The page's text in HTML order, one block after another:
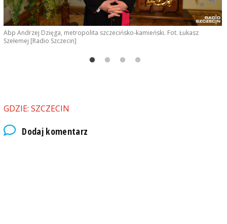
Abp Andrzej Dzięga, metropolita szczecińsko-kamieński. Fot. Łukasz
Szełemej [Radio Szczecin]
GDZIE: SZCZECIN
Dodaj komentarz